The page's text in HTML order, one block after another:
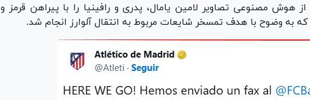
هوش مصنوعی تصاویر لامین یامال، پدری و رافینیا را با پیراهن قرمز و
که به وضوح با هدف تمسخر شایعات مربوط به انتقال آلوارز انجام شد.